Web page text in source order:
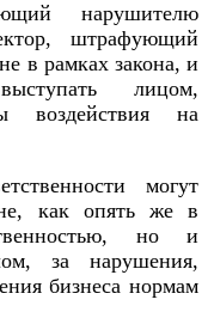
нарушителю
штрафующий
в рамках закона, и
лицом,
воздействия на
могут
как опять же в
но и
за нарушения,
бизнеса нормам